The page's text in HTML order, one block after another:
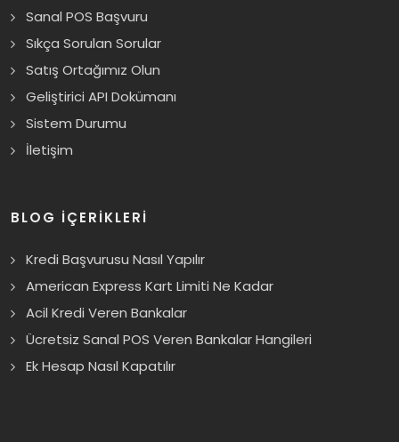
Sanal POS Başvuru
Sıkça Sorulan Sorular
Satış Ortağımız Olun
Geliştirici API Dokümanı
Sistem Durumu
İletişim
BLOG İÇERİKLERİ
Kredi Başvurusu Nasıl Yapılır
American Express Kart Limiti Ne Kadar
Acil Kredi Veren Bankalar
Ücretsiz Sanal POS Veren Bankalar Hangileri
Ek Hesap Nasıl Kapatılır